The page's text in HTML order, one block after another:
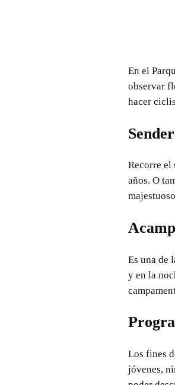
En el
observar
hacer
Recorre el
años. O
Es una de
y en la
Los fines
jóvenes,